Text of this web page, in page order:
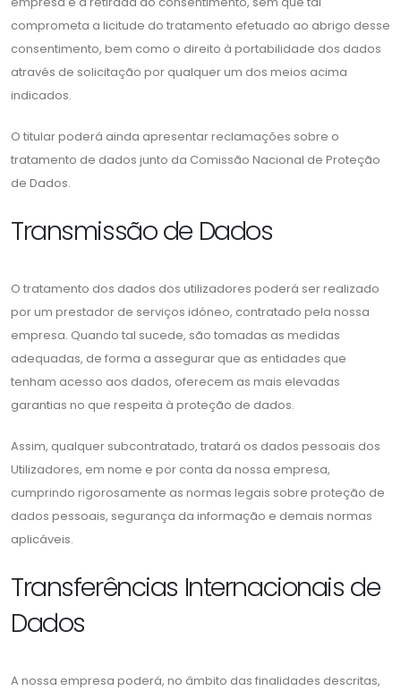
comprometa a licitude do tratamento efetuado ao abrigo desse
consentimento, bem como o direito à portabilidade dos dados
através de solicitação por qualquer um dos meios acima
indicados.
O titular poderá ainda apresentar reclamações sobre o
tratamento de dados junto da Comissão Nacional de Proteção
de Dados.
Transmissão de Dados
O tratamento dos dados dos utilizadores poderá ser realizado
por um prestador de serviços idóneo, contratado pela nossa
empresa. Quando tal sucede, são tomadas as medidas
adequadas, de forma a assegurar que as entidades que
tenham acesso aos dados, oferecem as mais elevadas
garantias no que respeita à proteção de dados.
Assim, qualquer subcontratado, tratará os dados pessoais dos
Utilizadores, em nome e por conta da nossa empresa,
cumprindo rigorosamente as normas legais sobre proteção de
dados pessoais, segurança da informação e demais normas
aplicáveis.
Transferências Internacionais de
Dados
A nossa empresa poderá, no âmbito das finalidades descritas,